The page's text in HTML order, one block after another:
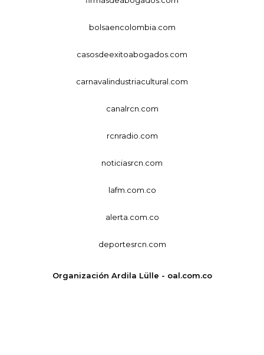
bolsaencolombia.com
casosdeexitoabogados.com
carnavalindustriacultural.com
canalrcn.com
rcnradio.com
noticiasrcn.com
lafm.com.co
alerta.com.co
deportesrcn.com
Organización Ardila Lülle - oal.com.co